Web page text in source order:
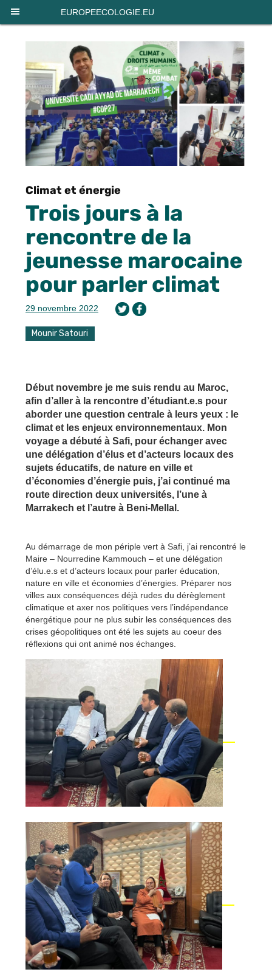
EUROPEECOLOGIE.EU
Climat et énergie
Trois jours à la
rencontre de la
jeunesse marocaine
pour parler climat
29 novembre 2022
Mounir Satouri
Début novembre je me suis rendu au Maroc,
afin d’aller à la rencontre d’étudiant.e.s pour
aborder une question centrale à leurs yeux : le
climat et les enjeux environnementaux. Mon
voyage a débuté à Safi, pour échanger avec
une délégation d’élus et d’acteurs locaux des
sujets éducatifs, de nature en ville et
d’économies d’énergie puis, j’ai continué ma
route direction deux universités, l’une à
Marrakech et l’autre à Beni-Mellal.
Au démarrage de mon périple vert à Safi, j’ai rencontré le
Maire – Nourredine Kammouch – et une délégation
d’élu.e.s et d’acteurs locaux pour parler éducation,
nature en ville et économies d’énergies. Préparer nos
villes aux conséquences déjà rudes du dérèglement
climatique et axer nos politiques vers l’indépendance
énergétique pour ne plus subir les conséquences des
crises géopolitiques ont été les sujets au coeur des
réflexions qui ont animé nos échanges.